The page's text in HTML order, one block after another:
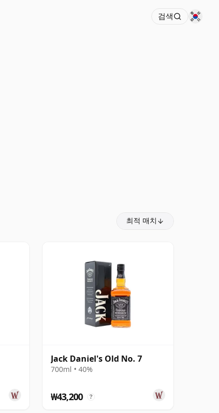
검색
최적 매치
Jack Daniel's Old No. 7
700ml • 40%
₩43,200 ?